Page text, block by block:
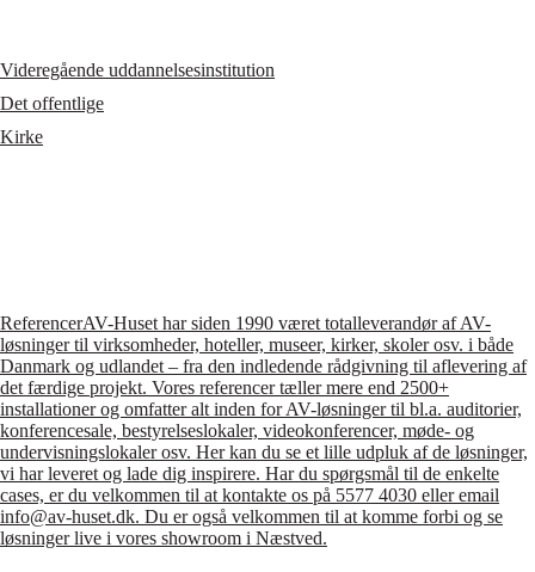
Videregående uddannelsesinstitution
Det offentlige
Kirke
ReferencerAV-Huset har siden 1990 været totalleverandør af AV-
løsninger til virksomheder, hoteller, museer, kirker, skoler osv. i både
Danmark og udlandet – fra den indledende rådgivning til aflevering af
det færdige projekt. Vores referencer tæller mere end 2500+
installationer og omfatter alt inden for AV-løsninger til bl.a. auditorier,
konferencesale, bestyrelseslokaler, videokonferencer, møde- og
undervisningslokaler osv. Her kan du se et lille udpluk af de løsninger,
vi har leveret og lade dig inspirere. Har du spørgsmål til de enkelte
cases, er du velkommen til at kontakte os på 5577 4030 eller email
info@av-huset.dk. Du er også velkommen til at komme forbi og se
løsninger live i vores showroom i Næstved.